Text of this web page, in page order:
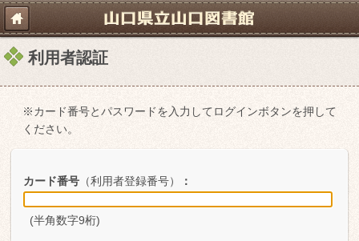
利用者認証
※カード番号とパスワードを入力してログインボタンを押して
ください。
カード番号 （利用者登録番号） ：
(半角数字9桁)